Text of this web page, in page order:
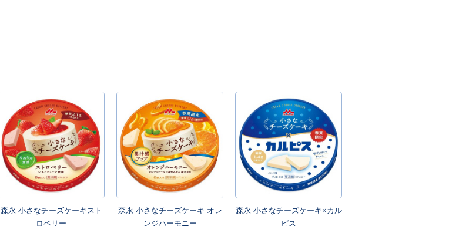
森永 小さなチーズケーキスト
ロベリー
森永 小さなチーズケーキ オレ
ンジハーモニー
森永 小さなチーズケーキ×カル
ピス